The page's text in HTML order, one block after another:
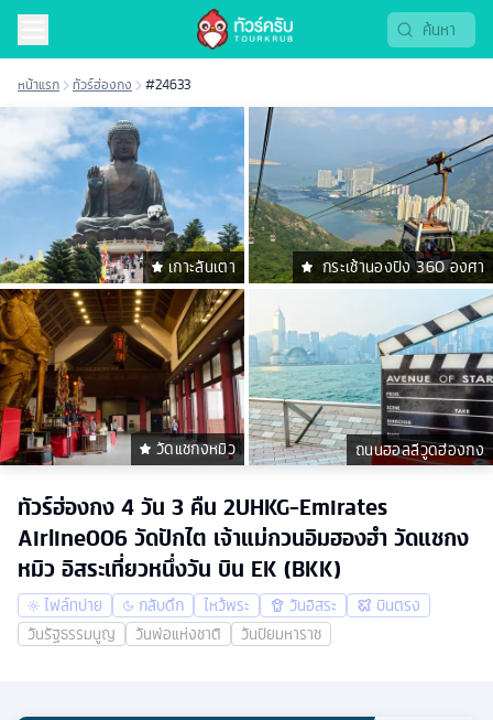
หน้าแรก ทัวร์ฮ่องกง #24633
เกาะลันเตา กระเช้านองปิง 360 องศา
วัดแชกงหมิว ถนนฮอลลีวูดฮ่องกง
ทัวร์ฮ่องกง 4 วัน 3 คืน 2UHKG-Emirates
Airline006 วัดปักไต เจ้าแม่กวนอิมฮองฮำ วัดแชกง
หมิว อิสระเที่ยวหนึ่งวัน บิน EK (BKK)
ไฟล์ทบ่าย กลับดึก ไหว้พระ วันอิสระ
บินตรง
วันรัฐธรรมนูญ
วันพ่อแห่งชาติ วันปิยมหาราช